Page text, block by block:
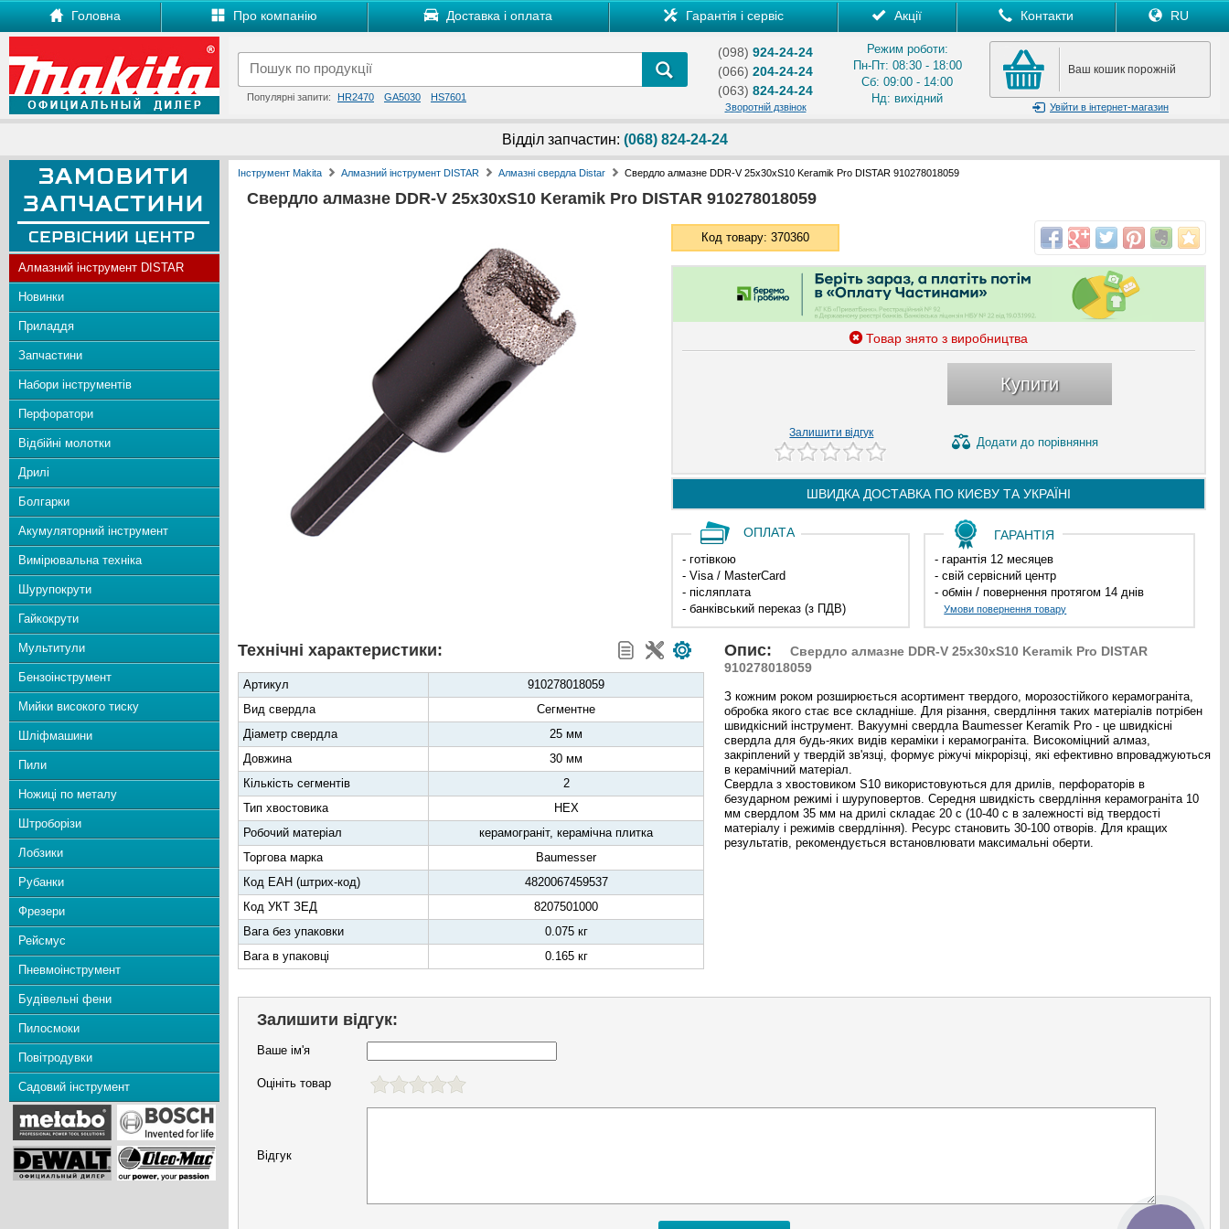
Головна Про компанію Доставка і оплата Гарантія і сервіс Акції Контакти RU
Популярні запити: HR2470 GA5030 HS7601
(098) 924-24-24
(066) 204-24-24
(063) 824-24-24
Зворотній дзвінок
Режим роботи:
Пн-Пт: 08:30 - 18:00
Сб: 09:00 - 14:00
Нд: вихідний
Ваш кошик порожній
Увійти в інтернет-магазин
Відділ запчастин: (068) 824-24-24
Алмазний інструмент DISTAR
Новинки
Приладдя
Запчастини
Набори інструментів
Перфоратори
Відбійні молотки
Дрилі
Болгарки
Акумуляторний інструмент
Вимірювальна техніка
Шурупокрути
Гайкокрути
Мультитули
Бензоінструмент
Мийки високого тиску
Шліфмашини
Пили
Ножиці по металу
Штроборізи
Лобзики
Рубанки
Фрезери
Рейсмус
Пневмоінструмент
Будівельні фени
Пилосмоки
Повітродувки
Садовий інструмент
Інструмент Makita Алмазний інструмент DISTAR Алмазні свердла Distar Свердло алмазне DDR-V 25x30xS10 Keramik Pro DISTAR 910278018059
Свердло алмазне DDR-V 25x30xS10 Keramik Pro DISTAR 910278018059
Код товару: 370360
Товар знято з виробництва
Купити
Залишити відгук
Додати до порівняння
ШВИДКА ДОСТАВКА ПО КИЄВУ ТАУКРАЇНІ
ОПЛАТА
- готівкою
- Visa / MasterCard
- післяплата
- банківський переказ (з ПДВ)
ГАРАНТІЯ
- гарантія 12 месяцев
- свій сервісний центр
- обмін / повернення протягом 14 днів
Умови повернення товару
Технічні характеристики:
Артикул
910278018059
Вид свердла
Сегментне
Діаметр свердла
25 мм
Довжина
30 мм
Кількість сегментів
2
Тип хвостовика
HEX
Робочий матеріал
керамограніт, керамічна плитка
Торгова марка
Baumesser
Код ЕАН (штрих-код)
4820067459537
Код УКТ ЗЕД
8207501000
Вага без упаковки
0.075 кг
Вага в упаковці
0.165 кг
Опис:
Свердло алмазне DDR-V 25x30xS10 Keramik Pro DISTAR
910278018059
З кожним роком розширюється асортимент твердого, морозостійкого керамограніта,
обробка якого стає все складніше. Для різання, свердління таких матеріалів потрібен
швидкісний інструмент. Вакуумні свердла Baumesser Keramik Pro - це швидкісні
свердла для будь-яких видів кераміки і керамограніта. Високоміцний алмаз,
закріплений у твердій зв'язці, формує ріжучі мікрорізці, які ефективно впроваджуються
в керамічний матеріал.
Свердла з хвостовиком S10 використовуються для дрилів, перфораторів в
безударном режимі і шуруповертов. Середня швидкість свердління керамограніта 10
мм свердлом 35 мм на дрилі складає 20 с (10-40 с в залежності від твердості
матеріалу і режимів свердління). Ресурс становить 30-100 отворів. Для кращих
результатів, рекомендується встановлювати максимальні оберти.
Залишити відгук:
Ваше ім'я
Оцініть товар
Відгук